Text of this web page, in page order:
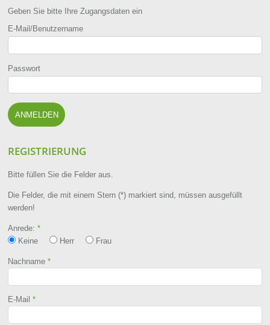
Geben Sie bitte Ihre Zugangsdaten ein
E-Mail/Benutzername
Passwort
REGISTRIERUNG
Bitte füllen Sie die Felder aus.
Die Felder, die mit einem Stern (*) markiert sind, müssen ausgefüllt
werden!
Anrede:*
Keine
Herr Frau
Nachname*
E-Mail*